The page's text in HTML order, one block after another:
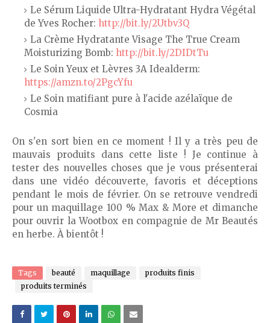
Le Sérum Liquide Ultra-Hydratant Hydra Végétal
de Yves Rocher: http://bit.ly/2Utbv3Q
La Crème Hydratante Visage The True Cream
Moisturizing Bomb: http://bit.ly/2DIDtTu
Le Soin Yeux et Lèvres 3A Idealderm:
https://amzn.to/2PgcYfu
Le Soin matifiant pure à l'acide azélaïque de
Cosmia
On s'en sort bien en ce moment ! Il y a très peu de
mauvais produits dans cette liste ! Je continue à
tester des nouvelles choses que je vous présenterai
dans une vidéo découverte, favoris et déceptions
pendant le mois de février. On se retrouve vendredi
pour un maquillage 100 % Max & More et dimanche
pour ouvrir la Wootbox en compagnie de Mr Beautés
en herbe. À bientôt !
Tags beauté maquillage
produits finis
produits terminés